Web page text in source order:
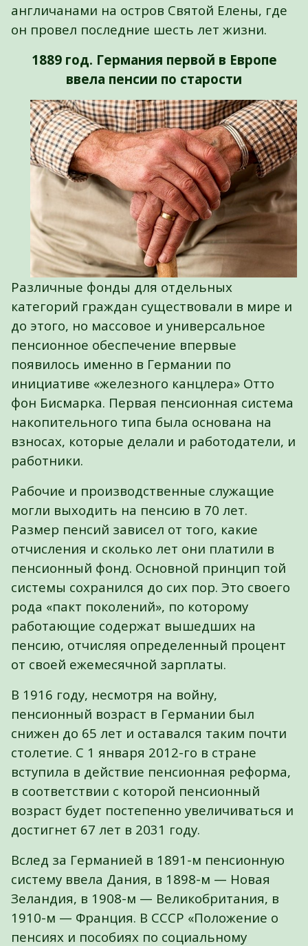
англичанами на остров Святой Елены, где
он провел последние шесть лет жизни.
1889 год. Германия первой в Европе
ввела пенсии по старости
Различные фонды для отдельных
категорий граждан существовали в мире и
до этого, но массовое и универсальное
пенсионное обеспечение впервые
появилось именно в Германии по
инициативе «железного канцлера» Отто
фон Бисмарка. Первая пенсионная система
накопительного типа была основана на
взносах, которые делали и работодатели, и
работники.
Рабочие и производственные служащие
могли выходить на пенсию в 70 лет.
Размер пенсий зависел от того, какие
отчисления и сколько лет они платили в
пенсионный фонд. Основной принцип той
системы сохранился до сих пор. Это своего
рода «пакт поколений», по которому
работающие содержат вышедших на
пенсию, отчисляя определенный процент
от своей ежемесячной зарплаты.
В 1916 году, несмотря на войну,
пенсионный возраст в Германии был
снижен до 65 лет и оставался таким почти
столетие. С 1 января 2012-го в стране
вступила в действие пенсионная реформа,
в соответствии с которой пенсионный
возраст будет постепенно увеличиваться и
достигнет 67 лет в 2031 году.
Вслед за Германией в 1891-м пенсионную
систему ввела Дания, в 1898-м — Новая
Зеландия, в 1908-м — Великобритания, в
1910-м — Франция. В СССР «Положение о
пенсиях и пособиях по социальному